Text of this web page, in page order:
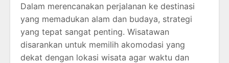
Dalam merencanakan perjalanan ke destinasi
yang memadukan alam dan budaya, strategi
yang tepat sangat penting. Wisatawan
disarankan untuk memilih akomodasi yang
dekat dengan lokasi wisata agar waktu dan